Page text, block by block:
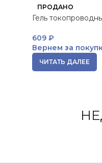
ПРОДАНО
Гель
609 ₽
Вернем за
ЧИТАТЬ ДАЛЕЕ